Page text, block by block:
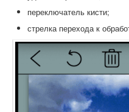
переключатель кисти;
стрелка перехода к